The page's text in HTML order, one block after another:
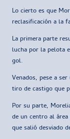
Lo cierto es que
reclasificación a la
La primera parte
lucha por la pelota
gol.
Venados, pese a
tiro de castigo que
Por su parte,
de un centro al área
que salió desviado